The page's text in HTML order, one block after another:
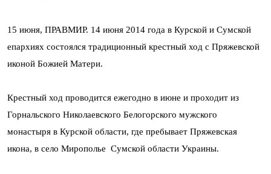
15 июня, ПРАВМИР. 14 июня 2014 года в Курской и Сумской
епархиях состоялся традиционный крестный ход с Пряжевской
иконой Божией Матери.
Крестный ход проводится ежегодно в июне и проходит из
Горнальского Николаевского Белогорского мужского
монастыря в Курской области, где пребывает Пряжевская
икона, в село Мирополье Сумской области Украины.